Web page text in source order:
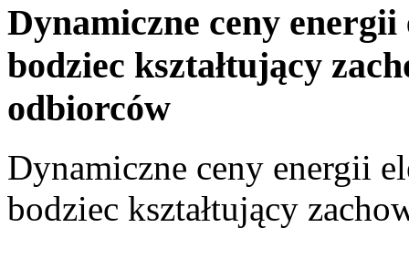
Dynamiczne ceny
bodziec kształtujący
odbiorców
Dynamiczne ceny energii
bodziec kształtujący